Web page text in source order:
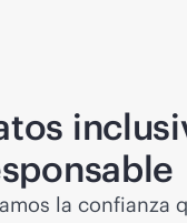
la confianza